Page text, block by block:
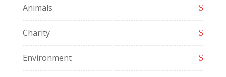
Animals
Charity
Environment